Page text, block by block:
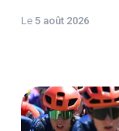
Le5 août 2026